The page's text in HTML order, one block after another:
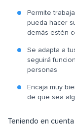
Permite
pueda hacer
demás estén
Se adapta a
seguirá
personas
Encaja muy
de que sea
Teniendo en